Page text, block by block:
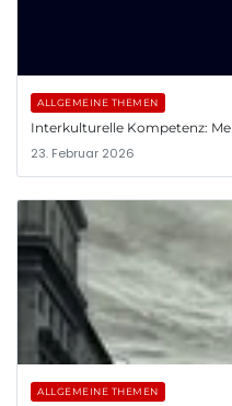
ALLGEMEINE THEMEN
Interkulturelle Kompetenz:
23. Februar 2026
ALLGEMEINE THEMEN